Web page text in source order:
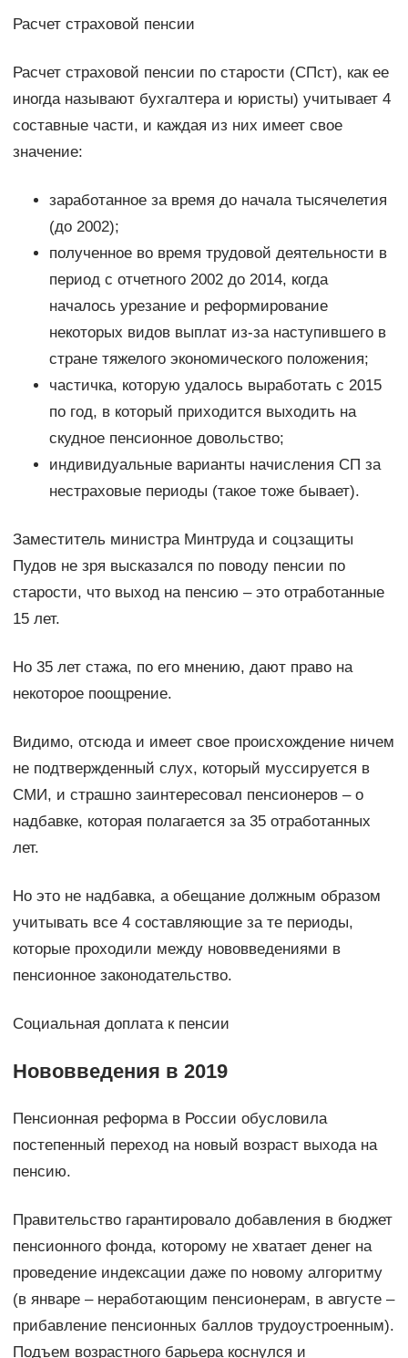
Расчет страховой пенсии
Расчет страховой пенсии по старости (СПст), как ее
иногда называют бухгалтера и юристы) учитывает 4
составные части, и каждая из них имеет свое
значение:
заработанное за время до начала тысячелетия
(до 2002);
полученное во время трудовой деятельности в
период с отчетного 2002 до 2014, когда
началось урезание и реформирование
некоторых видов выплат из-за наступившего в
стране тяжелого экономического положения;
частичка, которую удалось выработать с 2015
по год, в который приходится выходить на
скудное пенсионное довольство;
индивидуальные варианты начисления СП за
нестраховые периоды (такое тоже бывает).
Заместитель министра Минтруда и соцзащиты
Пудов не зря высказался по поводу пенсии по
старости, что выход на пенсию – это отработанные
15 лет.
Но 35 лет стажа, по его мнению, дают право на
некоторое поощрение.
Видимо, отсюда и имеет свое происхождение ничем
не подтвержденный слух, который муссируется в
СМИ, и страшно заинтересовал пенсионеров – о
надбавке, которая полагается за 35 отработанных
лет.
Но это не надбавка, а обещание должным образом
учитывать все 4 составляющие за те периоды,
которые проходили между нововведениями в
пенсионное законодательство.
Социальная доплата к пенсии
Нововведения в 2019
Пенсионная реформа в России обусловила
постепенный переход на новый возраст выхода на
пенсию.
Правительство гарантировало добавления в бюджет
пенсионного фонда, которому не хватает денег на
проведение индексации даже по новому алгоритму
(в январе – неработающим пенсионерам, в августе –
прибавление пенсионных баллов трудоустроенным).
Подъем возрастного барьера коснулся и